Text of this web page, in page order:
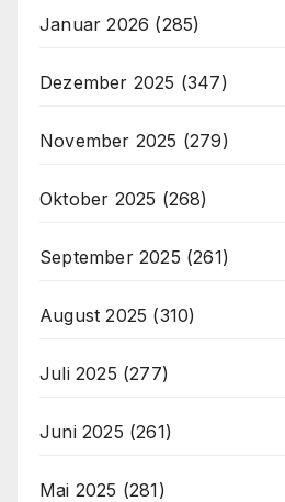
Januar 2026 (285)
Dezember 2025 (347)
November 2025 (279)
Oktober 2025 (268)
September 2025 (261)
August 2025 (310)
Juli 2025 (277)
Juni 2025 (261)
Mai 2025 (281)